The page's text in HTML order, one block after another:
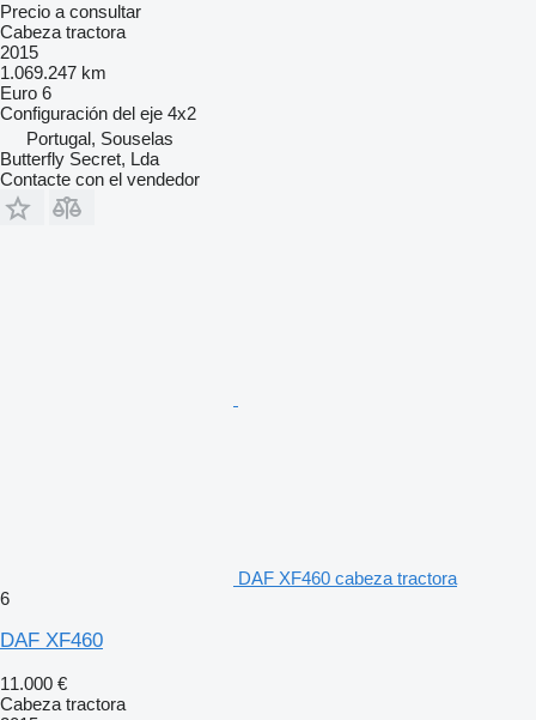
Precio a consultar
Cabeza tractora
2015
1.069.247 km
Euro 6
Configuración del eje 4x2
Portugal, Souselas
Butterfly Secret, Lda
Contacte con el vendedor
DAF XF460 cabeza tractora
6
DAF XF460
11.000 €
Cabeza tractora